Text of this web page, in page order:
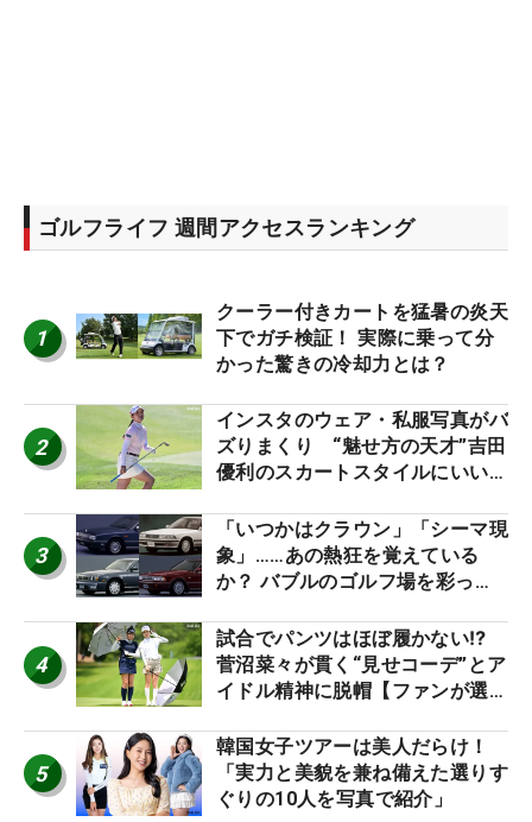
ゴルフライフ 週間アクセスランキング
1
クーラー付きカートを猛暑の炎天
下でガチ検証！ 実際に乗って分
かった驚きの冷却力とは？
2
インスタのウェア・私服写真がバ
ズりまくり “魅せ方の天才”吉田
優利のスカートスタイルにいい
3
「いつかはクラウン」「シーマ現
象」……あの熱狂を覚えている
か？ バブルのゴルフ場を彩った
4
試合でパンツはほぼ履かない⁉
菅沼菜々が貫く“見せコーデ”とア
イドル精神に脱帽【ファンが選ぶ
5
韓国女子ツアーは美人だらけ！
「実力と美貌を兼ね備えた選りす
ぐりの10人を写真で紹介」